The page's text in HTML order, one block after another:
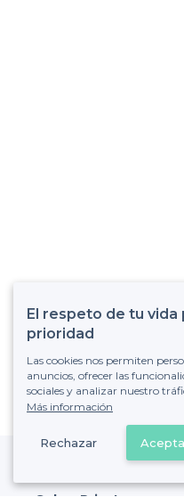
El respeto de tu vida
prioridad
Las cookies nos permiten
anuncios, ofrecer las
sociales y analizar nuestro
Más información
Rechazar